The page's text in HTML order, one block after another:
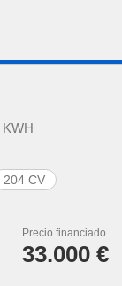
204 CV
Precio financiado
33.000 €